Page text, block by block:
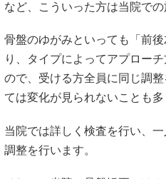
など、こういった方は当院での
骨盤のゆがみといっても「前
り、タイプによってアプロー
ので、受ける方全員に同じ調
ては変化が見られないことも多
当院では詳しく検査を行い、
調整を行います。